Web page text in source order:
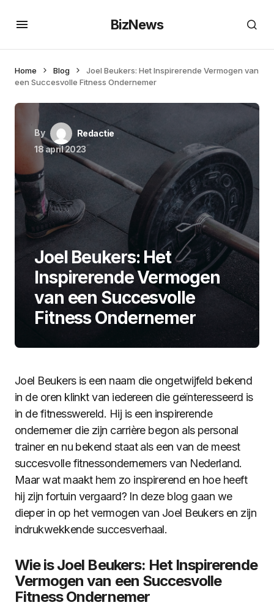
BizNews
Home Blog
Joel Beukers: Het Inspirerende Vermogen van
een Succesvolle Fitness Ondernemer
By
Redactie
18 april 2023
Joel Beukers: Het
Inspirerende Vermogen
van een Succesvolle
Fitness Ondernemer
Joel Beukers is een naam die ongetwijfeld bekend
in de oren klinkt van iedereen die geïnteresseerd is
in de fitnesswereld. Hij is een inspirerende
ondernemer die zijn carrière begon als personal
trainer en nu bekend staat als een van de meest
succesvolle fitnessondernemers van Nederland.
Maar wat maakt hem zo inspirerend en hoe heeft
hij zijn fortuin vergaard? In deze blog gaan we
dieper in op het vermogen van Joel Beukers en zijn
indrukwekkende succesverhaal.
Wie is Joel Beukers: Het Inspirerende
Vermogen van een Succesvolle
Fitness Ondernemer